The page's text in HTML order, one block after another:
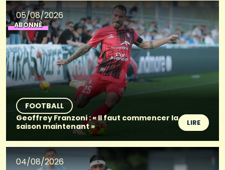
05/08/2026
ABONNÉ
FOOTBALL
Geoffrey Franzoni : « Il faut commencer la
saison maintenant »
LIRE
04/08/2026